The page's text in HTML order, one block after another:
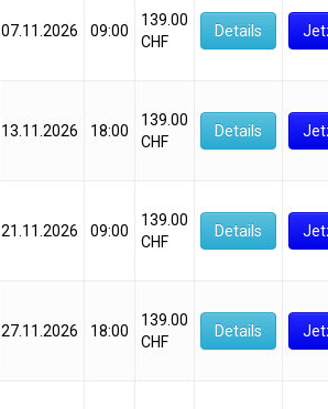
07.11.2026 09:00
139.00
CHF
Details
13.11.2026 18:00
139.00
CHF
Details
21.11.2026 09:00
139.00
CHF
Details
27.11.2026 18:00
139.00
CHF
Details